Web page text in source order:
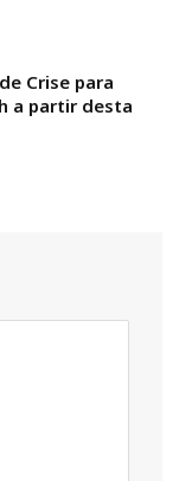
Crise para
a partir desta